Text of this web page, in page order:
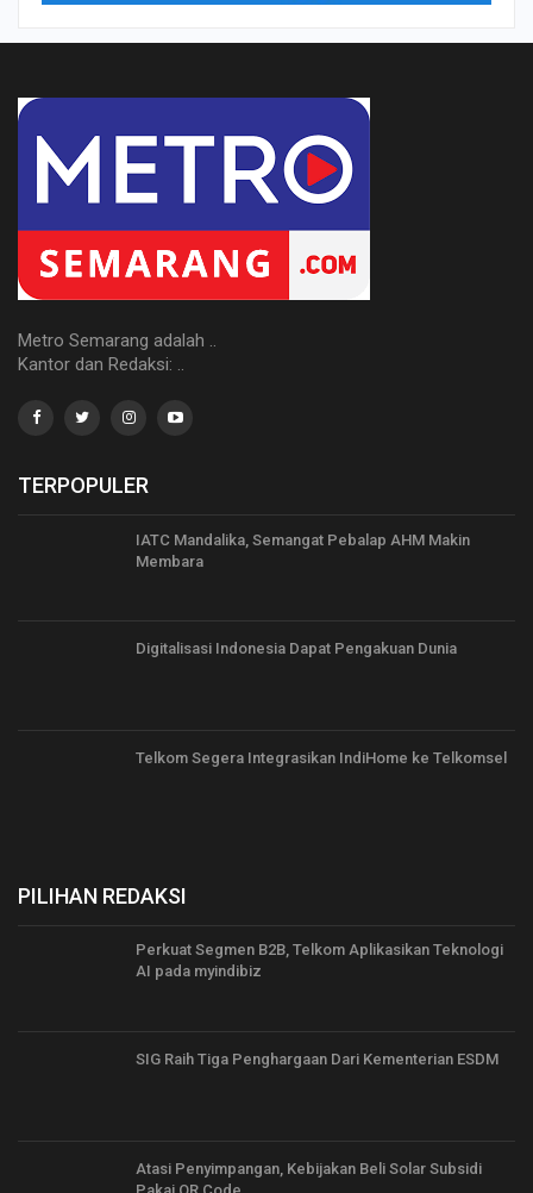
Metro Semarang adalah ..
Kantor dan Redaksi: ..
TERPOPULER
IATC Mandalika, Semangat Pebalap AHM Makin
Membara
Digitalisasi Indonesia Dapat Pengakuan Dunia
Telkom Segera Integrasikan IndiHome ke Telkomsel
PILIHAN REDAKSI
Perkuat Segmen B2B, Telkom Aplikasikan Teknologi
AI pada myindibiz
SIG Raih Tiga Penghargaan Dari Kementerian ESDM
Atasi Penyimpangan, Kebijakan Beli Solar Subsidi